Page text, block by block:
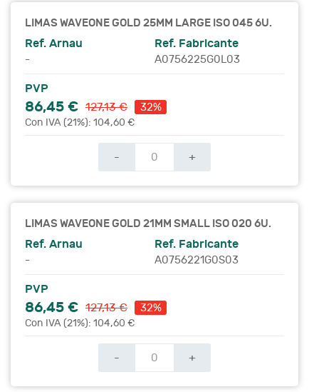
LIMAS WAVEONE GOLD 25MM LARGE ISO 045 6U.
Ref. Arnau
-
Ref. Fabricante
A0756225G0L03
PVP
86,45 € 127,13 €
32%
Con IVA (21%): 104,60 €
- +
LIMAS WAVEONE GOLD 21MM SMALL ISO 020 6U.
Ref. Arnau
-
Ref. Fabricante
A0756221G0S03
PVP
86,45 € 127,13 €
32%
Con IVA (21%): 104,60 €
- +